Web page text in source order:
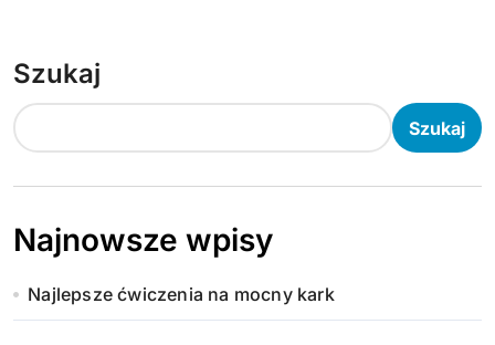
Szukaj
Szukaj
Najnowsze wpisy
Najlepsze ćwiczenia na mocny kark